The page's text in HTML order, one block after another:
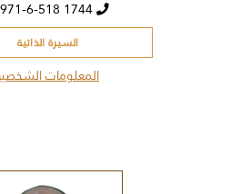
السيرة الذاتية
المعلومات